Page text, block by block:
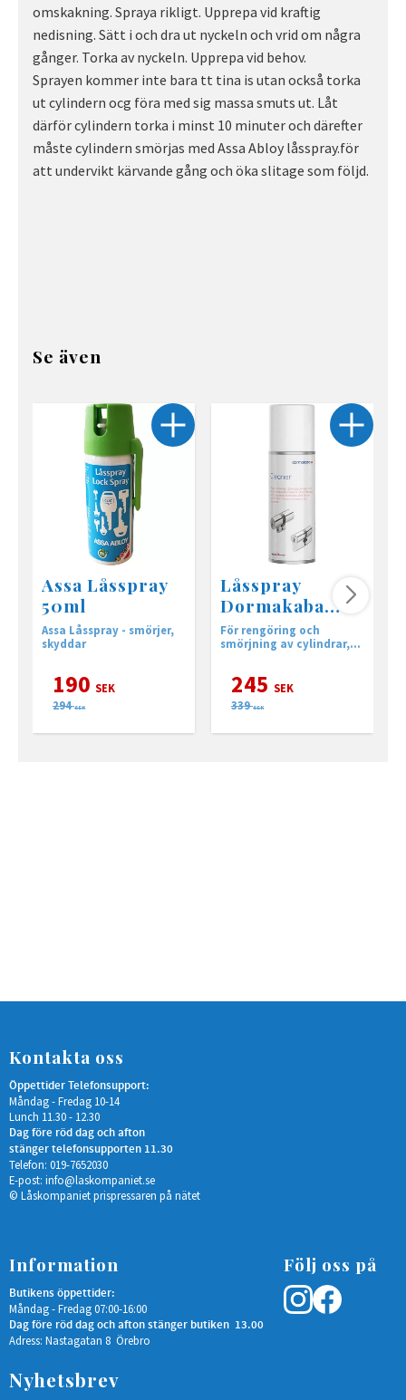
omskakning. Spraya rikligt. Upprepa vid kraftig
nedisning. Sätt i och dra ut nyckeln och vrid om några
gånger. Torka av nyckeln. Upprepa vid behov.
Sprayen kommer inte bara tt tina is utan också torka
ut cylindern ocg föra med sig massa smuts ut. Låt
därför cylindern torka i minst 10 minuter och därefter
måste cylindern smörjas med Assa Abloy låsspray.för
att undervikt kärvande gång och öka slitage som följd.
Se även
Assa Låsspray
50ml
Assa Låsspray - smörjer,
skyddar
190 SEK
294 SEK
Låsspray
Dormakaba
Cleaner 60ml
För rengöring och
smörjning av cylindrar,
245 SEK
339 SEK
Kontakta oss
Öppettider Telefonsupport:
Måndag - Fredag 10-14
Lunch 11.30 - 12.30
Dag före röd dag och afton
stänger telefonsupporten 11.30
Telefon: 019-7652030
E-post: info@laskompaniet.se
© Låskompaniet prispressaren på nätet
Information
Butikens öppettider:
Måndag - Fredag 07:00-16:00
Dag före röd dag och afton stänger butiken 13.00
Adress: Nastagatan 8 Örebro
Följ oss på
Nyhetsbrev